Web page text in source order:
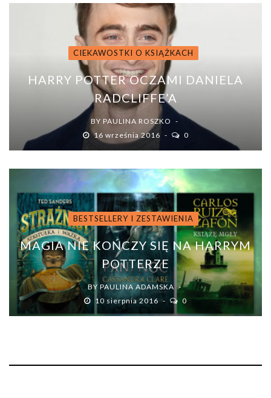
CIEKAWOSTKI O KSIĄŻKACH
HARRY POTTER OCZAMI DANIELA
RADCLIFFE’A
BY PAULINA ROSZKO
16 września 2016
0
BESTSELLERY I ZESTAWIENIA
MAGIA NIE KOŃCZY SIĘ NA HARRYM
POTTERZE
BY PAULINA ADAMSKA
10 sierpnia 2016
0